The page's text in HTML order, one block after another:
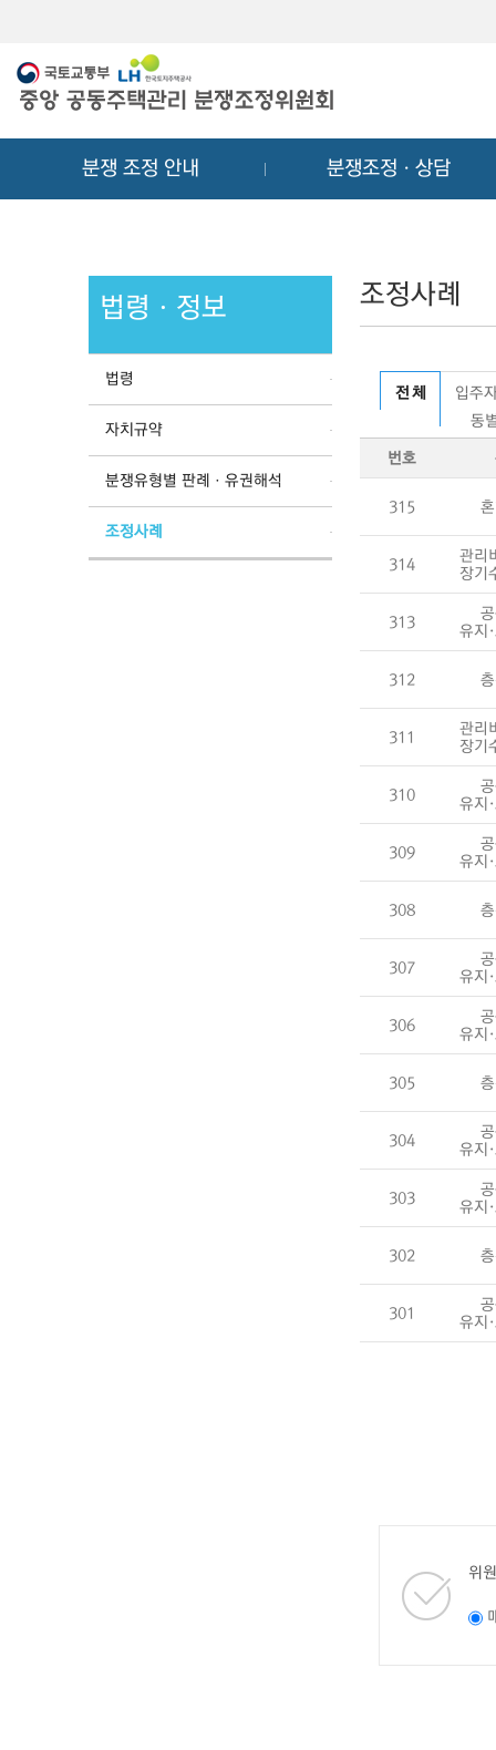
분쟁 조정 안내 분쟁조정ㆍ상담
법령ㆍ정보
법령
자치규약
분쟁유형별 판례ㆍ유권해석
조정사례
조정사례
전 체
입주
동
번호
315
314
관리
장기
313
유지
312
311
관리
장기
310
유지
309
유지
308
307
유지
306
유지
305
304
유지
303
유지
302
301
유지
위